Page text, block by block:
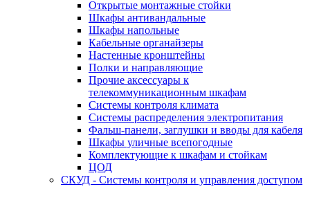
Открытые монтажные стойки
Шкафы антивандальные
Шкафы напольные
Кабельные органайзеры
Настенные кронштейны
Полки и направляющие
Прочие аксессуары к
телекоммуникационным шкафам
Системы контроля климата
Системы распределения электропитания
Фальш-панели, заглушки и вводы для кабеля
Шкафы уличные всепогодные
Комплектующие к шкафам и стойкам
ЦОД
СКУД - Системы контроля и управления доступом